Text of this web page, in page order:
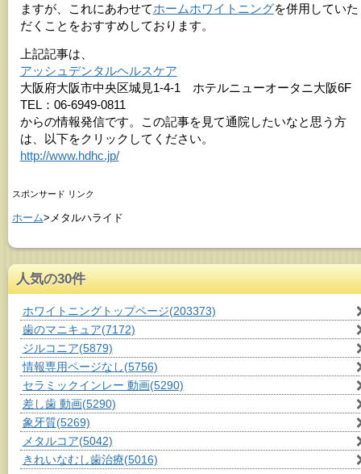
ますが、これにあわせてホームホワイトニングを併用していた
だくことをおすすめしております。
上記記事は、
アッシュデンタルヘルスケア
大阪府大阪市中央区城見1-4-1 ホテルニューオータニ大阪6F
TEL：06-6949-0811
からの情報発信です。この記事を見て通院したいなと思う方
は、以下をクリックしてください。
http://www.hdhc.jp/
スポンサード リンク
ホーム>メタルハライド
人気の30件
ホワイトニングトップページ(203373)
歯のマニキュア(7172)
ジルコニア(5879)
情報専用ページなし(5756)
セラミックインレー 動画(5290)
差し歯 動画(5290)
象牙質(5269)
メタルコア(5042)
きれいなむし歯治療(5016)